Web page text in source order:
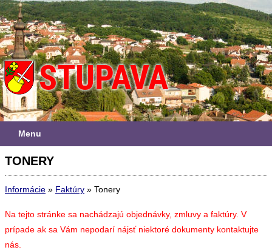
Menu
TONERY
Informácie » Faktúry » Tonery
Na tejto stránke sa nachádzajú objednávky, zmluvy a faktúry. V
prípade ak sa Vám nepodarí nájsť niektoré dokumenty kontaktujte
nás.